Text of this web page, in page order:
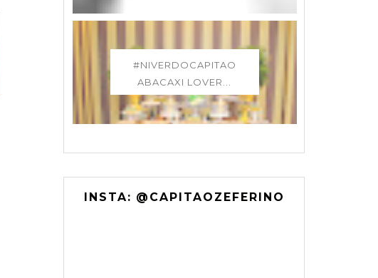
#NIVERDOCAPITAO
ABACAXI LOVER...
INSTA: @CAPITAOZEFERINO